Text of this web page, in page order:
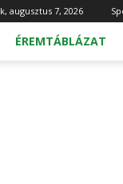
augusztus 7, 2026
ÉREMTÁBLÁZAT